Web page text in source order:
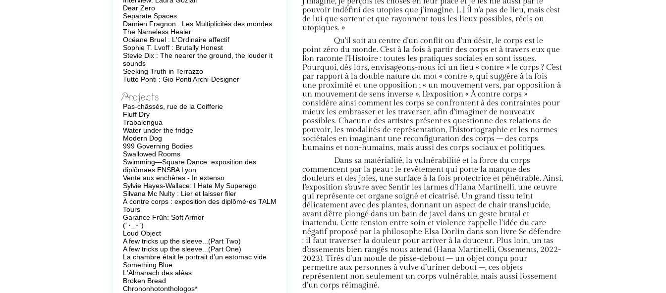
Dear Zero
Separate Spaces
Damien Fragnon : Les Multiplicités des mondes
The Nameless Healer
Océane Bruel : L'Ordinaire affectif
Sophie T. Lvoff : Brutally Honest
Stevie Dix : The nearer the ground, the louder it
sounds
Seeking Truth in Terrazzo
Tutto Ponti : Gio Ponti Archi-Designer
Projects
Pas-châssés, rue de la Coifferie
Fluff Dry
Trabalengua
Water under the fridge
Modern Dog
999 Governing Bodies
Swallowed Rooms
Swimming—Square Dance: exposition des
diplômaes ENSBA Lyon
Vente aux enchères - In extenso
Sylvie Hayes-Wallace: I Hate My Superego
Silvana Mc Nulty : Lier et laisser filer
À contre corps : exposition des diplômé·es TALM
Tours
Garance Früh: Soft Armor
(´･_･`)
Loud Object
A few tricks up the sleeve...(Part Two)
A few tricks up the sleeve...(Part One)
La chambre était le portrait d’un estomac vide
Something Blue
L'Almanach des aléas
Broken Bread
Chrononhotonthologos*
pouvoir indéfini des utopies que j’imagine. [...] il n’a pas de lieu, mais c’est
de lui que sortent et que rayonnent tous les lieux possibles, réels ou
utopiques. »
Qu'il soit au centre d'un conflit ou d'un désir, le corps est le
point zéro du monde. C'est à la fois à partir des corps et à travers eux que
l'on raconte l'Histoire : toutes les pratiques sociales en sont issues.
Pourquoi, dès lors, envisageons-nous ici un lieu « contre » le corps ? C’est
par rapport à la double nature du mot « contre », qui suggère à la fois
une proximité et une opposition ; « un mouvement vers, par opposition à
un mouvement de sens inverse ». L’exposition « À contre corps »
considère ainsi comment les corps se confrontent à des contraintes pour
mieux les embrasser et les traverser, afin d'imaginer de nouveaux
possibles. Chacun·e des artistes présent·es questionne des relations de
pouvoir, les modalités de représentation, l'historiographie et les normes
sociétales en imaginant une reconfiguration des corps – des corps
humains et non-humains, mais aussi des corps sociaux et politiques.
Dans sa matérialité, la vulnérabilité et la force du corps
commencent par la peau : le revêtement qui porte la marque des
douleurs et des joies, une surface à la fois protectrice et pénétrable. Ainsi,
l’exposition s’ouvre avec Sentir les larmes d’Hana Martinelli, une œuvre
qui représente cet organe soigné et cicatrisé. Un grand tissu teint
délicatement avec des plantes, donnant un aspect de chair translucide,
avant d’être plongé dans un bain de javel dans un geste brutal et
inattendu. Cette tension entre soin et violence rappelle l’idée du care
négatif proposé par la philosophe Elsa Dorlin dans son livre Se défendre
: il faut traverser la douleur pour arriver à la douceur. Plus loin, un tas
d’ossements bien rangés nous attend (Hana Martinelli, Ossements, 2022-
2023). Tirés d’un moule de pisse-debout – un objet conçu pour
permettre aux personnes à vulve d’uriner debout –, ces objets
représentent non seulement un corps vulnérable, mais aussi l’ossement
d’un corps réimaginé.